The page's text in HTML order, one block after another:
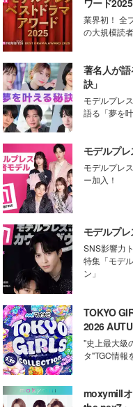
ワード2025
業界初！ 全
の大規模読
著名人が
訣」
モデルプレ
語る「夢を
モデルプレ
モデルプレ
ー加入！
モデルプ
SNS影響力
特集「モデ
ン」
TOKYO
2026
デルプレス
"史上最大級
タ"TGC情報
moxymill